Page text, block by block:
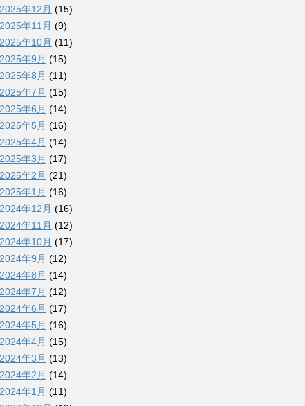
2025年12月 (15)
2025年11月 (9)
2025年10月 (11)
2025年9月 (15)
2025年8月 (11)
2025年7月 (15)
2025年6月 (14)
2025年5月 (16)
2025年4月 (14)
2025年3月 (17)
2025年2月 (21)
2025年1月 (16)
2024年12月 (16)
2024年11月 (12)
2024年10月 (17)
2024年9月 (12)
2024年8月 (14)
2024年7月 (12)
2024年6月 (17)
2024年5月 (16)
2024年4月 (15)
2024年3月 (13)
2024年2月 (14)
2024年1月 (11)